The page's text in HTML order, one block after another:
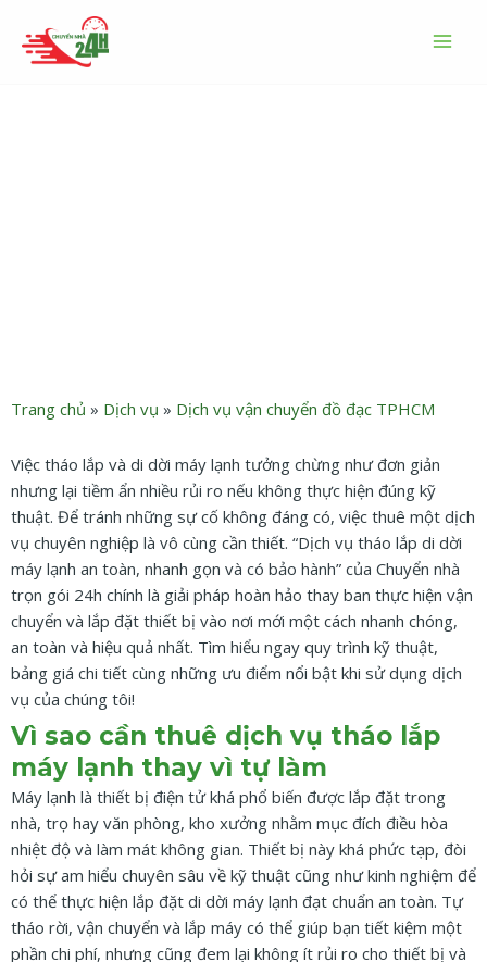
Trang chủ » Dịch vụ » Dịch vụ vận chuyển đồ đạc TPHCM
Việc tháo lắp và di dời máy lạnh tưởng chừng như đơn giản
nhưng lại tiềm ẩn nhiều rủi ro nếu không thực hiện đúng kỹ
thuật. Để tránh những sự cố không đáng có, việc thuê một dịch
vụ chuyên nghiệp là vô cùng cần thiết. “Dịch vụ tháo lắp di dời
máy lạnh an toàn, nhanh gọn và có bảo hành” của Chuyển nhà
trọn gói 24h chính là giải pháp hoàn hảo thay ban thực hiện vận
chuyển và lắp đặt thiết bị vào nơi mới một cách nhanh chóng,
an toàn và hiệu quả nhất. Tìm hiểu ngay quy trình kỹ thuật,
bảng giá chi tiết cùng những ưu điểm nổi bật khi sử dụng dịch
vụ của chúng tôi!
Vì sao cần thuê dịch vụ tháo lắp
máy lạnh thay vì tự làm
Máy lạnh là thiết bị điện tử khá phổ biến được lắp đặt trong
nhà, trọ hay văn phòng, kho xưởng nhằm mục đích điều hòa
nhiệt độ và làm mát không gian. Thiết bị này khá phức tạp, đòi
hỏi sự am hiểu chuyên sâu về kỹ thuật cũng như kinh nghiệm để
có thể thực hiện lắp đặt di dời máy lạnh đạt chuẩn an toàn. Tự
tháo rời, vận chuyển và lắp máy có thể giúp bạn tiết kiệm một
phần chi phí, nhưng cũng đem lại không ít rủi ro cho thiết bị và